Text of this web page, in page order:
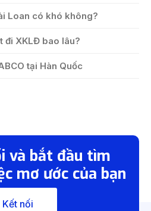
Loan có khó không?
đi XKLĐ bao lâu?
tại Hàn Quốc
và bắt đầu tìm
mơ ước của bạn
Kết nối